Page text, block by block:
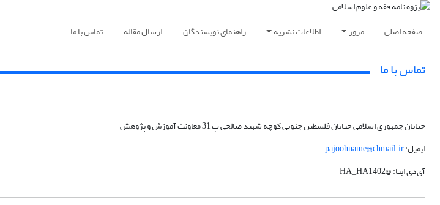
صفحه اصلی مرور اطلاعات نشریه راهنمای نویسندگان ارسال مقاله تماس با ما
تماس با ما
خیابان جمهوری اسلامی خیابان فلسطین جنوبی کوچه شهید صالحی پ 31 معاونت آموزش و پژوهش
ایمیل:pajoohname@chmail.ir
آی‌دی ایتا: @HA_HA1402